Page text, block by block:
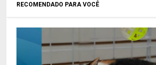
RECOMENDADO PARA VOCÊ